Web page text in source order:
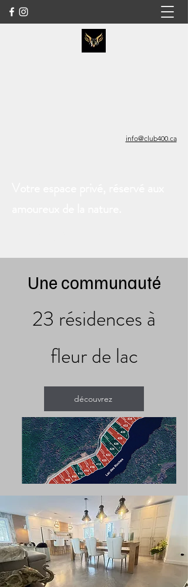
info@club400.ca
Une communauté
23 résidences à
fleur de lac
découvrez